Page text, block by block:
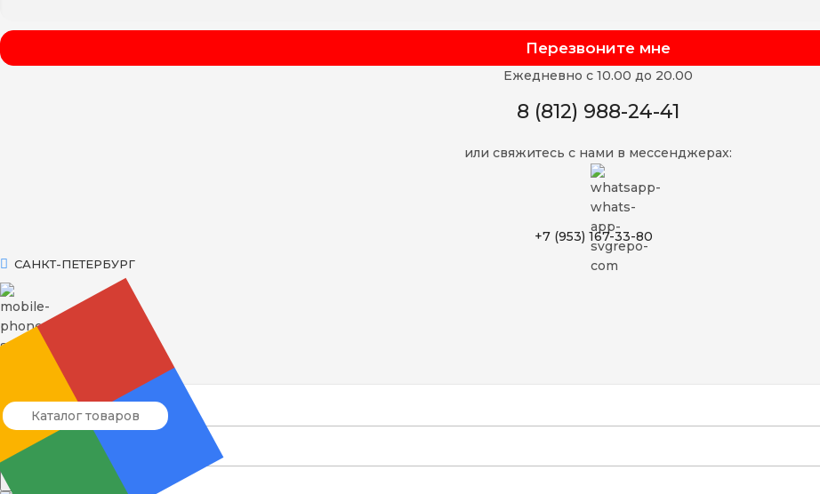
Перезвоните мне
Ежедневно с 10.00 до 20.00
8 (812) 988-24-41
или свяжитесь с нами в мессенджерах:
+7 (953) 167-33-80
САНКТ-ПЕТЕРБУРГ
8 (812) 988-24-41
Каталог товаров